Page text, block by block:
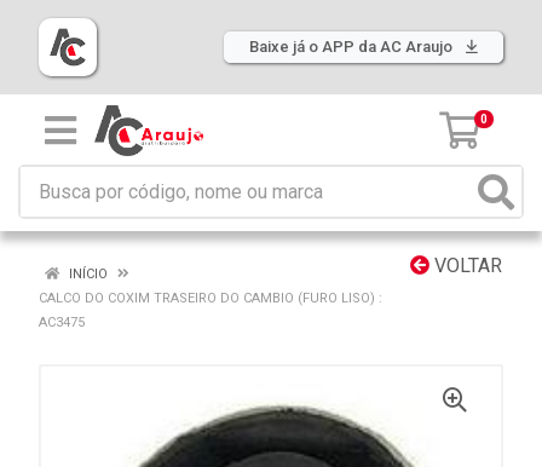
Baixe já o APP da AC Araujo
0
VOLTAR
INÍCIO
CALCO DO COXIM TRASEIRO DO CAMBIO (FURO LISO) :
AC3475